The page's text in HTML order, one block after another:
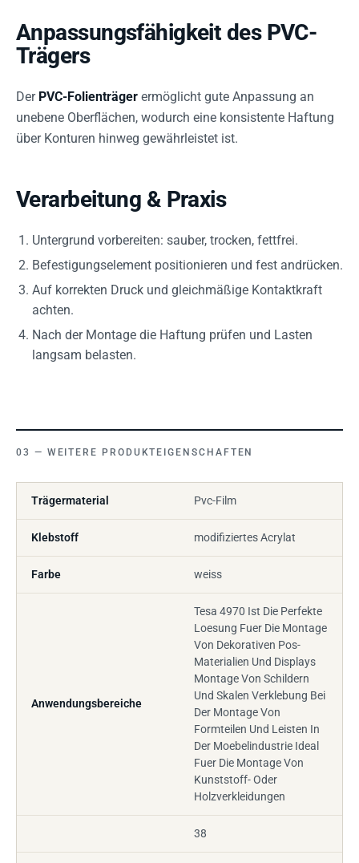
Anpassungsfähigkeit des PVC-
Trägers
Der PVC-Folienträger ermöglicht gute Anpassung an
unebene Oberflächen, wodurch eine konsistente Haftung
über Konturen hinweg gewährleistet ist.
Verarbeitung & Praxis
Untergrund vorbereiten: sauber, trocken, fettfrei.
Befestigungselement positionieren und fest andrücken.
Auf korrekten Druck und gleichmäßige Kontaktkraft
achten.
Nach der Montage die Haftung prüfen und Lasten
langsam belasten.
WEITERE PRODUKTEIGENSCHAFTEN
Trägermaterial Pvc-Film
Klebstoff modifiziertes Acrylat
Farbe weiss
Anwendungsbereiche
Tesa 4970 Ist Die Perfekte
Loesung Fuer Die Montage
Von Dekorativen Pos-
Materialien Und Displays
Montage Von Schildern
Und Skalen Verklebung Bei
Der Montage Von
Formteilen Und Leisten In
Der Moebelindustrie Ideal
Fuer Die Montage Von
Kunststoff- Oder
Holzverkleidungen
38